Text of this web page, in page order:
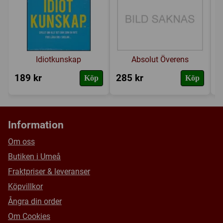
Idiotkunskap
189 kr Köp
Absolut Överens
285 kr Köp
Information
Om oss
Butiken i Umeå
Fraktpriser & leveranser
Köpvillkor
Ångra din order
Om Cookies